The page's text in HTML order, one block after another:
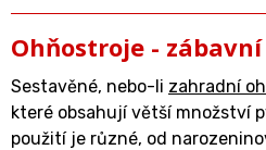
Ohňostroje -
Sestavěné, nebo-li zahradní
které obsahují větší množství
použití je různé, od